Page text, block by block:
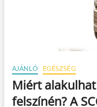
AJÁNLÓ EGÉSZSÉG
Miért
felszínén? A